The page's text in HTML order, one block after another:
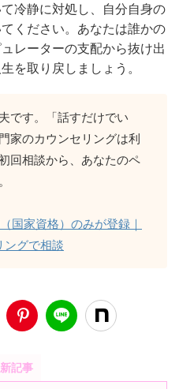
冷静に対処し、自分自身の
ください。あなたは誰かの
レーターの支配から抜け出
を取り戻しましょう。
です。「話すだけでい
家のカウンセリングは利
回相談から、あなたのペ
国家資格）のみが登録｜
ングで相談
記事